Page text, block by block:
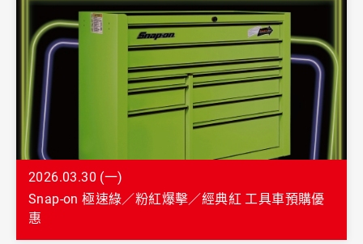
2026.03.30 (一)
Snap-on 極速綠／粉紅爆擊／經典紅 工具車預購優
惠